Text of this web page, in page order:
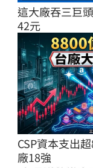
這大廠吞三巨
42元
CSP資本支出
廠18強